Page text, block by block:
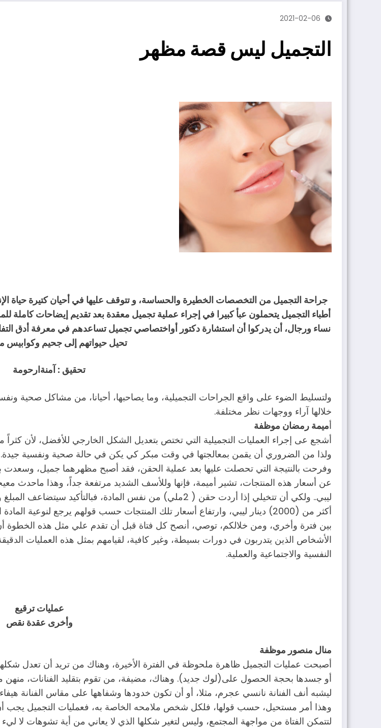
2021-02-06
التجميل ليس قصة مظهر
جراحة التجميل من التخصصات الخطيرة والحساسة، و تتوقف عليها في أحيان كتيرة حياة
أطباء التجميل يتحملون عبأ كبيرا في إجراء عملية تجميل معقدة بعد تقديم إيضاحات كاملة
نساء ورجال، أن يدركوا أن استشارة دكتور أواختصاصي تجميل تساعدهم في معرفة أدق
تحيل حيواتهم إلى جحيم وكوابيس
تحقيق : آمنةارحومة
ولتسليط الضوء على واقع الجراحات التجميلية، وما يصاحبها، أحيانا، من مشاكل صحية
خلالها آراء ووجهات نظر مختلفة.
أميمة رمضان موظفة
أشجع عى إجراء العمليات التجميلية التي تختص بتعديل الشكل الخارجي للأفضل، لأن
ولذا من الضروري أن يقمن بمعالجتها في وقت مبكر كي يكن في حالة صحية ونفسية
وفرحت بالنتيجة التي تحصلت عليها بعد عملية الحقن، فقد أصبح مظهرهما جميل، وسعدت
أكثر من (2000) دينار ليبي، وارتفاع أسعار تلك المنتجات حسب قولهم يرجع
بين فترة وأخري، ومن خلالكم، توصي، أنصح كل فتاة قبل أن تقدم علي مثل هذه الخطوة
الأشخاص الذين يتدربون في دورات بسيطة، وغير كافية، لقيامهم بمثل هذه العمليات
النفسية والاجتماعية والعملية.
عمليات ترقيع
وأخرى عقدة نقص
منال منصور موظفة
أصبحت عمليات التجميل ظاهرة ملحوظة في الفترة الأخيرة، وهناك من تريد أن تعدل
أو جسدها بحجة الحصول على(لوك جديد). وهناك، مضيفة، من تقوم بتقليد الفنانات، منهن
ليشبه أنف الفنانة نانسي عجرم، مثلا، أو أن تكون خدودها وشفاهها على مقاس الفنانة
وهذا أمر مستحيل، حسب قولها، فلكل شخص ملامحه الخاصة به، فعمليات التجميل يجب
لتتمكن الفتاة من مواجهة المجتمع، وليس لتغير شكلها الذي لا يعاني من أية تشوهات لا